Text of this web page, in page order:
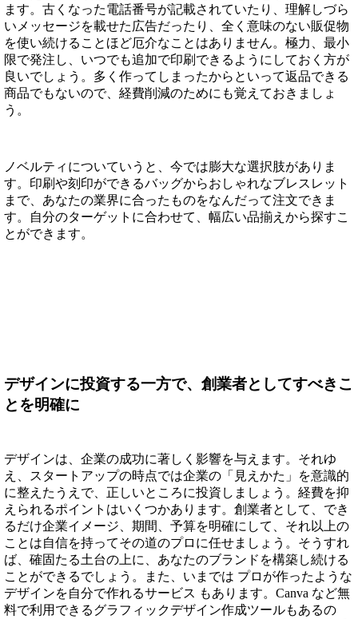
ます。古くなった電話番号が記載されていたり、理解しづら
いメッセージを載せた広告だったり、全く意味のない販促物
を使い続けることほど厄介なことはありません。極力、最小
限で発注し、いつでも追加で印刷できるようにしておく方が
良いでしょう。多く作ってしまったからといって返品できる
商品でもないので、経費削減のためにも覚えておきましょ
う。
ノベルティについていうと、今では膨大な選択肢がありま
す。印刷や刻印ができるバッグからおしゃれなブレスレット
まで、あなたの業界に合ったものをなんだって注文できま
す。自分のターゲットに合わせて、幅広い品揃えから探すこ
とができます。
デザインに投資する一方で、創業者としてすべきこ
とを明確に
デザインは、企業の成功に著しく影響を与えます。それゆ
え、スタートアップの時点では企業の「見えかた」を意識的
に整えたうえで、正しいところに投資しましょう。経費を抑
えられるポイントはいくつかあります。創業者として、でき
るだけ企業イメージ、期間、予算を明確にして、それ以上の
ことは自信を持ってその道のプロに任せましょう。そうすれ
ば、確固たる土台の上に、あなたのブランドを構築し続ける
ことができるでしょう。また、いまでは プロが作ったような
デザインを自分で作れるサービス もあります。Canva など無
料で利用できるグラフィックデザイン作成ツールもあるの